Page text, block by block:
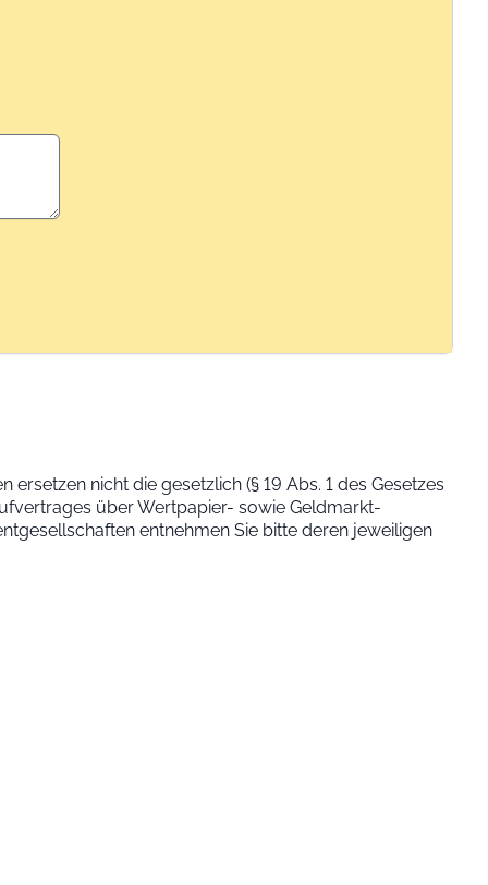
nicht die gesetzlich (§ 19 Abs. 1 des Gesetzes
über Wertpapier- sowie Geldmarkt-
entnehmen Sie bitte deren jeweiligen